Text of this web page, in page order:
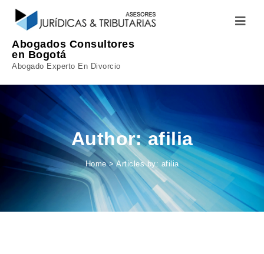
Abogados Consultores
en Bogotá
Abogado Experto En Divorcio
Toggle
Author:afilia
Home>Articles by: afilia